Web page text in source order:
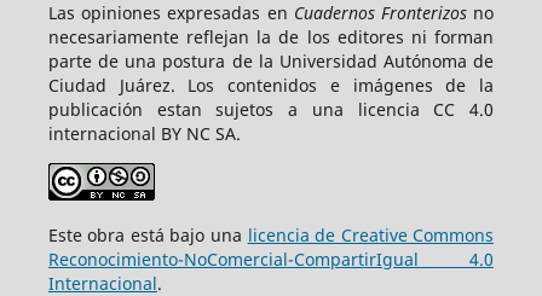
Las opiniones expresadas en Cuadernos Fronterizosno
necesariamente reflejan la de los editores ni forman
parte de una postura de la Universidad Autónoma de
Ciudad Juárez. Los contenidos e imágenes de la
publicación estan sujetos a una licencia CC 4.0
internacional BY NC SA.
Este obra está bajo una licencia de Creative Commons
Reconocimiento-NoComercial-CompartirIgual 4.0
Internacional.